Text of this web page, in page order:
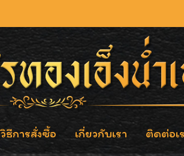
วิธีการสั่งซื้อ เกี่ยวกับเรา ติดต่อเ